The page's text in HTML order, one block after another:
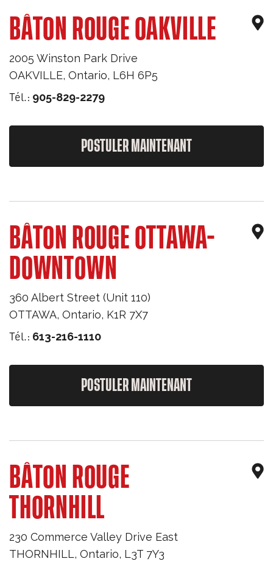
BÂTON ROUGE OAKVILLE
2005 Winston Park Drive
OAKVILLE, Ontario, L6H 6P5
Tél.: 905-829-2279
POSTULER MAINTENANT
BÂTON ROUGE OTTAWA-
DOWNTOWN
360 Albert Street (Unit 110)
OTTAWA, Ontario, K1R 7X7
Tél.: 613-216-1110
POSTULER MAINTENANT
BÂTON ROUGE
THORNHILL
230 Commerce Valley Drive East
THORNHILL, Ontario, L3T 7Y3